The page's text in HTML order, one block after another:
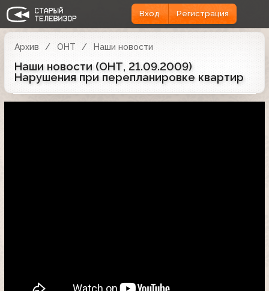
Вход Регистрация
Архив ОНТ Наши новости
Наши новости (ОНТ, 21.09.2009)
Нарушения при перепланировке квартир